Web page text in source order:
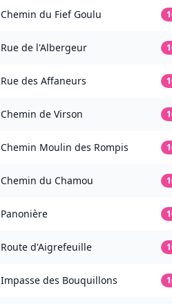
Chemin du Fief Goulu
Rue de l'Albergeur
Rue des Affaneurs
Chemin de Virson
Chemin Moulin des Rompis
Chemin du Chamou
Panonière
Route d'Aigrefeuille
Impasse des Bouquillons